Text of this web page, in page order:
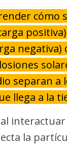
cómo
separan a
llega a la
la